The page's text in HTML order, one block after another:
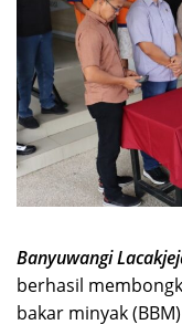
Banyuwangi
berhasil
bakar minyak